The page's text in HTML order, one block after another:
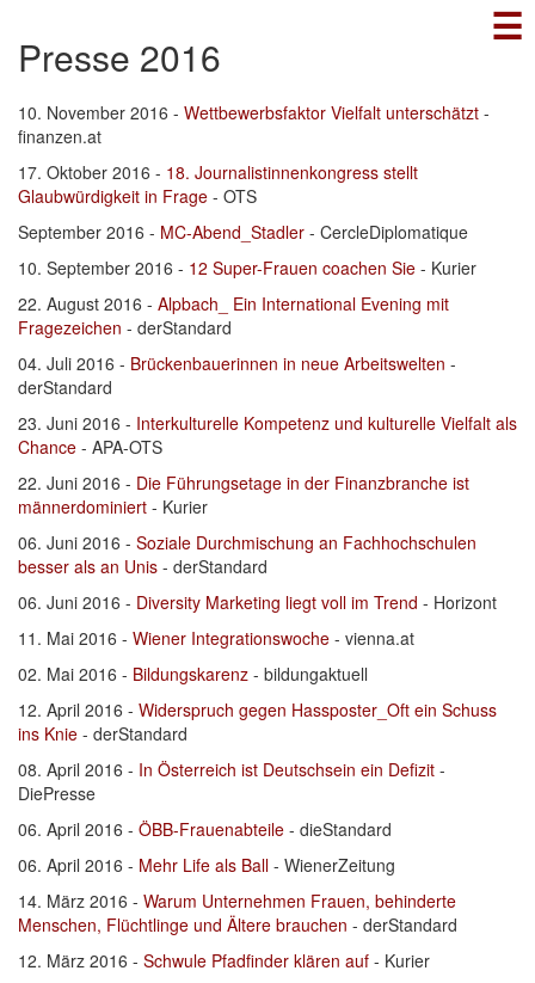
Inhalt
☰
Presse 2016
10. November 2016 - Wettbewerbsfaktor Vielfalt unterschätzt -
finanzen.at
17. Oktober 2016 - 18. Journalistinnenkongress stellt
Glaubwürdigkeit in Frage - OTS
September 2016 - MC-Abend_Stadler - CercleDiplomatique
10. September 2016 - 12 Super-Frauen coachen Sie - Kurier
22. August 2016 - Alpbach_ Ein International Evening mit
Fragezeichen - derStandard
04. Juli 2016 - Brückenbauerinnen in neue Arbeitswelten -
derStandard
23. Juni 2016 - Interkulturelle Kompetenz und kulturelle Vielfalt als
Chance - APA-OTS
22. Juni 2016 - Die Führungsetage in der Finanzbranche ist
männerdominiert - Kurier
06. Juni 2016 - Soziale Durchmischung an Fachhochschulen
besser als an Unis - derStandard
06. Juni 2016 - Diversity Marketing liegt voll im Trend - Horizont
11. Mai 2016 - Wiener Integrationswoche - vienna.at
02. Mai 2016 - Bildungskarenz - bildungaktuell
12. April 2016 - Widerspruch gegen Hassposter_Oft ein Schuss
ins Knie - derStandard
08. April 2016 - In Österreich ist Deutschsein ein Defizit -
DiePresse
06. April 2016 - ÖBB-Frauenabteile - dieStandard
06. April 2016 - Mehr Life als Ball - WienerZeitung
14. März 2016 - Warum Unternehmen Frauen, behinderte
Menschen, Flüchtlinge und Ältere brauchen - derStandard
12. März 2016 - Schwule Pfadfinder klären auf - Kurier